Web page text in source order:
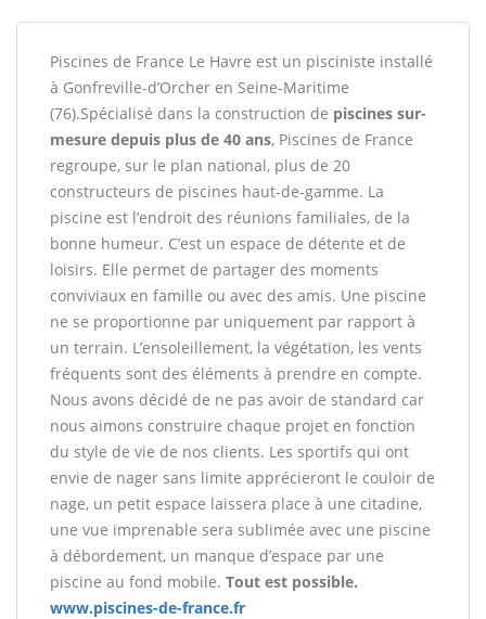
Piscines de France Le Havre est un pisciniste installé
à Gonfreville-d’Orcher en Seine-Maritime
(76).Spécialisé dans la construction de piscines sur-
mesure depuis plus de 40 ans, Piscines de France
regroupe, sur le plan national, plus de 20
constructeurs de piscines haut-de-gamme. La
piscine est l’endroit des réunions familiales, de la
bonne humeur. C’est un espace de détente et de
loisirs. Elle permet de partager des moments
conviviaux en famille ou avec des amis. Une piscine
ne se proportionne par uniquement par rapport à
un terrain. L’ensoleillement, la végétation, les vents
fréquents sont des éléments à prendre en compte.
Nous avons décidé de ne pas avoir de standard car
nous aimons construire chaque projet en fonction
du style de vie de nos clients. Les sportifs qui ont
envie de nager sans limite apprécieront le couloir de
nage, un petit espace laissera place à une citadine,
une vue imprenable sera sublimée avec une piscine
à débordement, un manque d’espace par une
piscine au fond mobile. Tout est possible.
www.piscines-de-france.fr